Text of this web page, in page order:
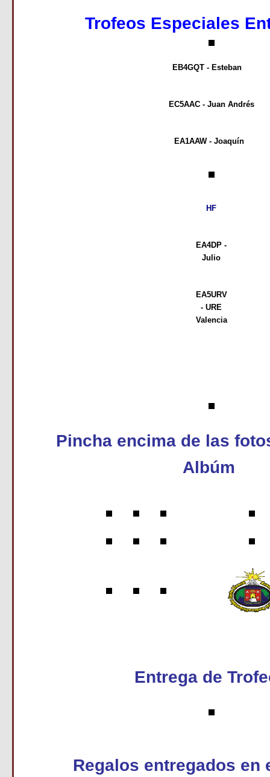
Trofeos Especiales
EB4GQT - Esteban
EC5AAC - Juan Andrés
EA1AAW - Joaquín
HF
EA4DP -
Julio
EA5URV
- URE
Valencia
Pincha encima de las
Albúm
Entrega de
Regalos entregados en